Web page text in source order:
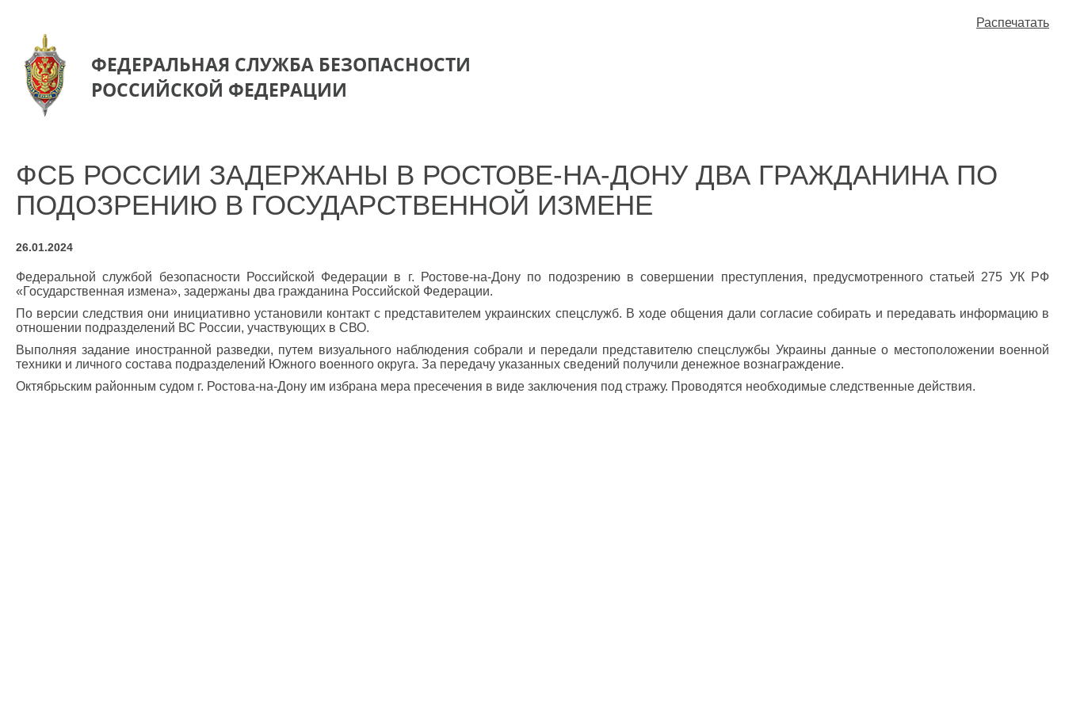
ФЕДЕРАЛЬНАЯ СЛУЖБА БЕЗОПАСНОСТИ
РОССИЙСКОЙ ФЕДЕРАЦИИ
Распечатать
ФСБ РОССИИ ЗАДЕРЖАНЫ В РОСТОВЕ-НА-ДОНУ ДВА ГРАЖДАНИНА ПО
ПОДОЗРЕНИЮ В ГОСУДАРСТВЕННОЙ ИЗМЕНЕ
26.01.2024
Федеральной службой безопасности Российской Федерации в г. Ростове-на-Дону по подозрению в совершении преступления, предусмотренного статьей 275 УК РФ
«Государственная измена», задержаны два гражданина Российской Федерации.
По версии следствия они инициативно установили контакт с представителем украинских спецслужб. В ходе общения дали согласие собирать и передавать информацию в
отношении подразделений ВС России, участвующих в СВО.
Выполняя задание иностранной разведки, путем визуального наблюдения собрали и передали представителю спецслужбы Украины данные о местоположении военной
техники и личного состава подразделений Южного военного округа. За передачу указанных сведений получили денежное вознаграждение.
Октябрьским районным судом г. Ростова-на-Дону им избрана мера пресечения в виде заключения под стражу. Проводятся необходимые следственные действия.